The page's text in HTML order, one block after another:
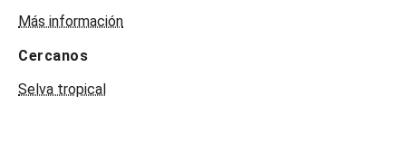
Más información
Cercanos
Selva tropical